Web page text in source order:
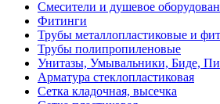
Смесители и душевое
Фитинги
Трубы металлопластиковые и
Трубы полипропиленовые
Унитазы, Умывальники, Биде,
Арматура стеклопластиковая
Сетка кладочная, высечка